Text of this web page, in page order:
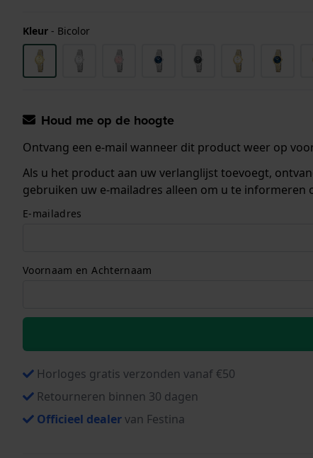
Kleur - Bicolor
Houd me op de hoogte
Ontvang een e-mail wanneer dit product weer op
Als u het product aan uw verlanglijst toevoegt,
gebruiken uw e-mailadres alleen om u te
E-mailadres
Voornaam en Achternaam
Horloges gratis verzonden vanaf €50
Retourneren binnen 30 dagen
Officieel dealervan Festina